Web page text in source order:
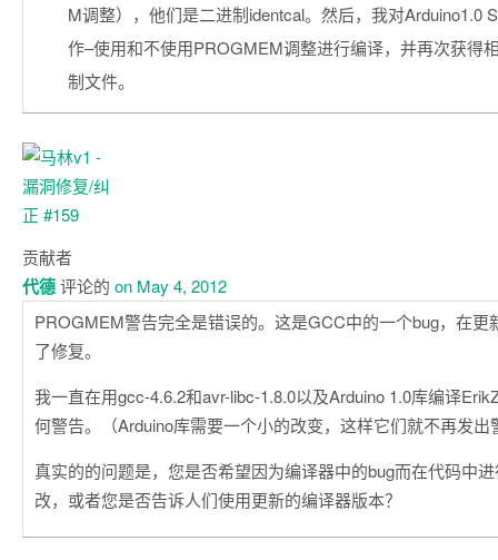
M调整），他们是二进制identcal。然后，我对Arduino1.0
作–使用和不使用PROGMEM调整进行编译，并再次获得
制文件。
贡献者
代德评论的 on May 4, 2012
PROGMEM警告完全是错误的。这是GCC中的一个bug，在更
了修复。
我一直在用gcc-4.6.2和avr-libc-1.8.0以及Arduino 1.0库编译
何警告。（Arduino库需要一个小的改变，这样它们就不再发出
真实的的问题是，您是否希望因为编译器中的bug而在代码中
改，或者您是否告诉人们使用更新的编译器版本？